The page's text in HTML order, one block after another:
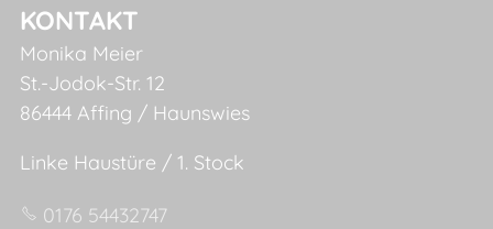
KONTAKT
Monika Meier
St.-Jodok-Str. 12
86444 Affing / Haunswies
Linke Haustüre / 1. Stock
0176 54432747